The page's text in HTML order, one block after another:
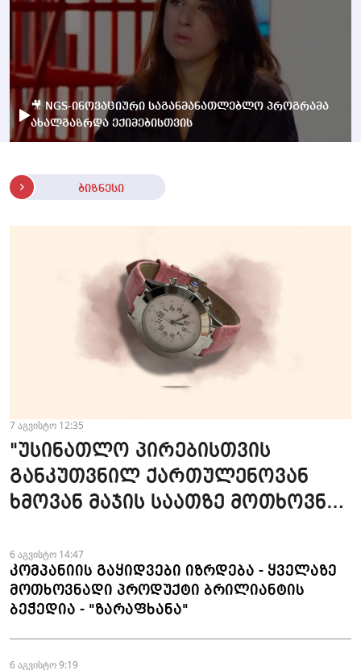
🎥 NGS-ინოვაციური საგანმანათლებლო პროგრამა
ახალგაზრდა ექიმებისთვის
ბიზნესი
7 აგვისტო 12:35
"უსინათლო პირებისთვის
განკუთვნილ ქართულენოვან
ხმოვან მაჯის საათზე მოთხოვნა
6 აგვისტო 14:47
კომპანიის გაყიდვები იზრდება - ყველაზე
მოთხოვნადი პროდუქტი ბრილიანტის
ბეჭედია - "ზარაფხანა"
6 აგვისტო 9:19